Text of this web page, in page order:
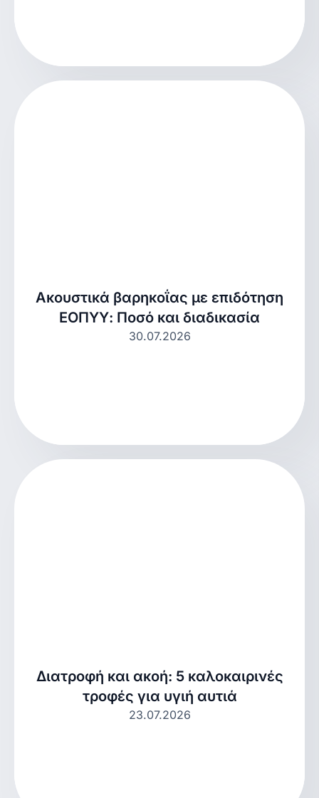
Ακουστικά βαρηκοΐας με επιδότηση
ΕΟΠΥΥ: Ποσό και διαδικασία
30.07.2026
Διατροφή και ακοή: 5 καλοκαιρινές
τροφές για υγιή αυτιά
23.07.2026